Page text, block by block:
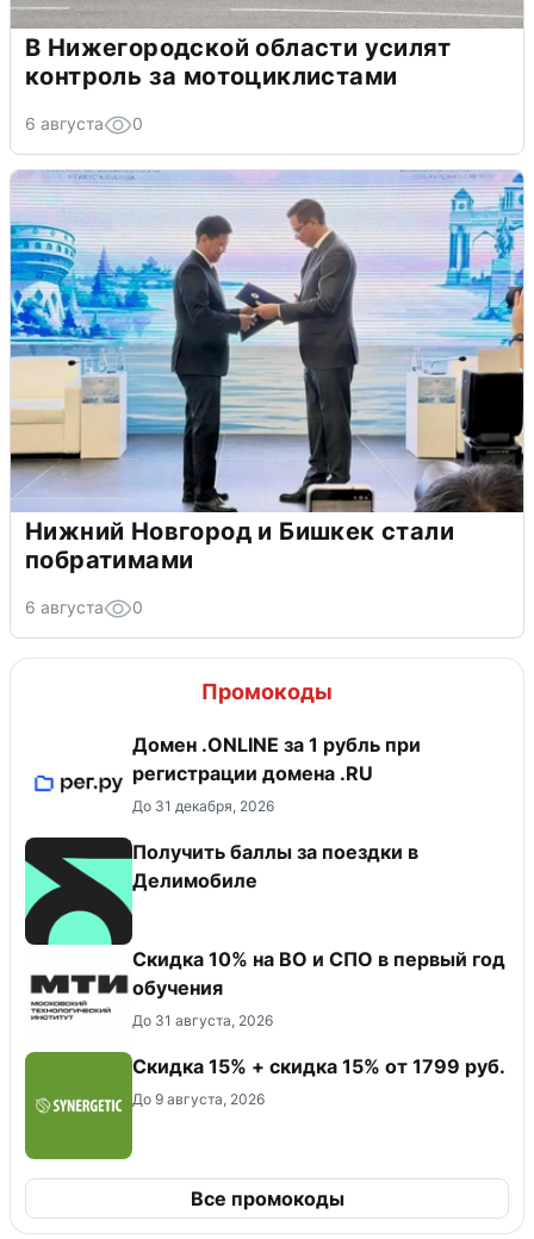
В Нижегородской области усилят
контроль за мотоциклистами
6 августа 0
Нижний Новгород и Бишкек стали
побратимами
6 августа 0
Промокоды
Домен .ONLINE за 1 рубль при
регистрации домена .RU
До 31 декабря, 2026
Получить баллы за поездки в
Делимобиле
Скидка 10% на ВО и СПО в первый год
обучения
До 31 августа, 2026
Скидка 15% + скидка 15% от 1799 руб.
До 9 августа, 2026
Все промокоды